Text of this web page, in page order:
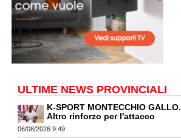
ULTIME NEWS PROVINCIALI
K-SPORT MONTECCHIO GALLO.
Altro rinforzo per l'attacco
06/08/2026 9:49